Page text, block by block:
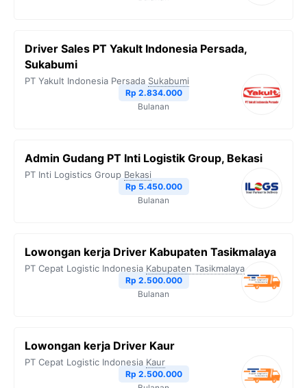
Driver Sales PT Yakult Indonesia Persada,
Sukabumi
PT Yakult Indonesia Persada Sukabumi
Rp 2.834.000
Bulanan
Admin Gudang PT Inti Logistik Group, Bekasi
PT Inti Logistics Group Bekasi
Rp 5.450.000
Bulanan
Lowongan kerja Driver Kabupaten Tasikmalaya
PT Cepat Logistic Indonesia Kabupaten Tasikmalaya
Rp 2.500.000
Bulanan
Lowongan kerja Driver Kaur
PT Cepat Logistic Indonesia Kaur
Rp 2.500.000